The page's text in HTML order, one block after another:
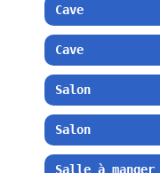
Cave
Cave
Salon
Salon
Salle à manger